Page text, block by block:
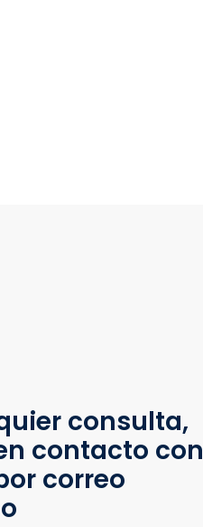
consulta,
contacto con
correo